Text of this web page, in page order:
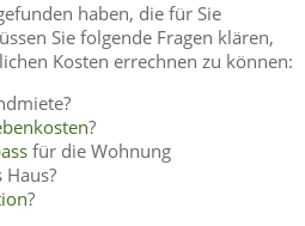
haben, die für Sie
Sie folgende Fragen klären,
Kosten errechnen zu können:
?
für die Wohnung
Haus?
?